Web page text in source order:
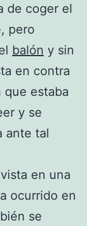
de coger el
pero
balón y sin
en contra
que estaba
y se
ante tal
en una
ocurrido en
se